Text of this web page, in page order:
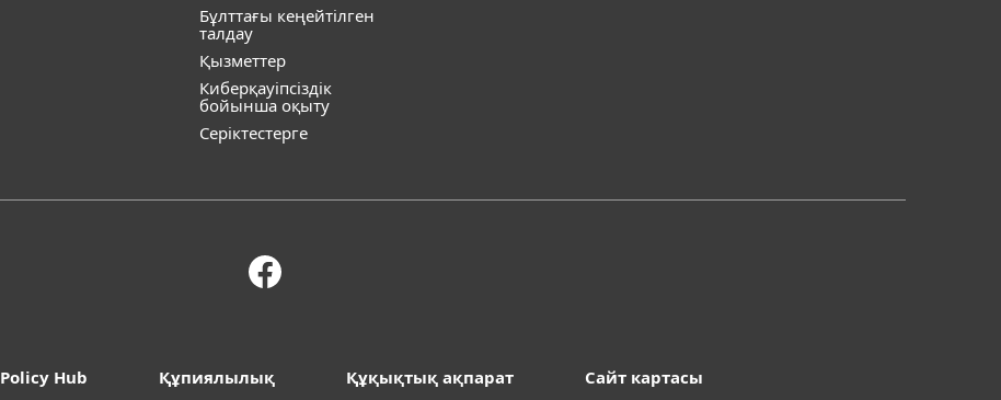
Бұлттағы кеңейтілген
талдау
Қызметтер
Киберқауіпсіздік
бойынша оқыту
Серіктестерге
Policy Hub Құпиялылық Құқықтық ақпарат Сайт картасы